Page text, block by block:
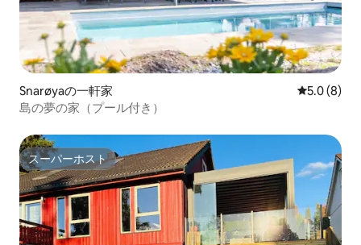
Snarøyaの一軒家 レビュー8
5.0 (8)
島の夢の家（プール付き）
スーパーホスト
スーパーホスト